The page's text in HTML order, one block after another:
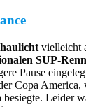
vielleicht
SUP-
Pause
Copa
Leider